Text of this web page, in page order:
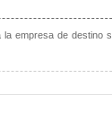
la empresa de destino